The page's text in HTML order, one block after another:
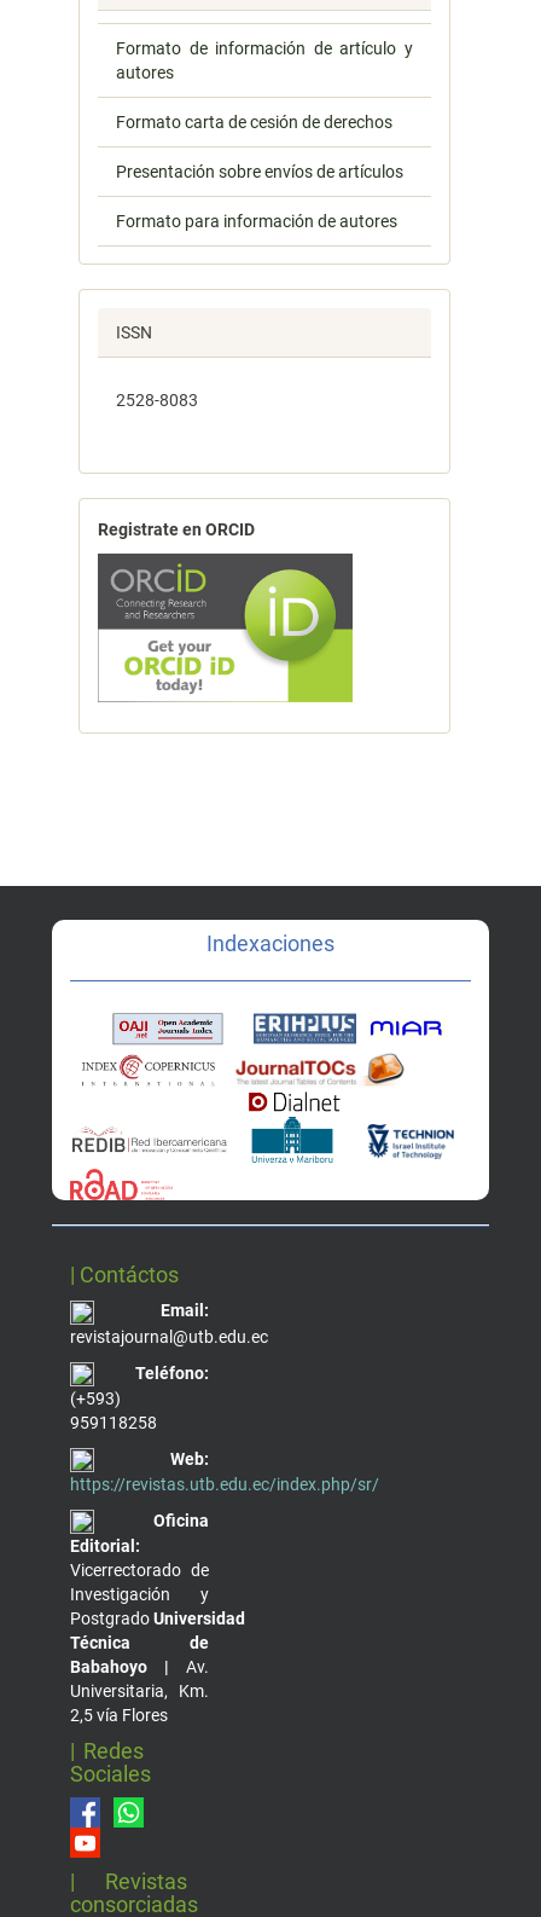
Formato de información de artículo y
autores
Formato carta de cesión de derechos
Presentación sobre envíos de artículos
Formato para información de autores
ISSN
2528-8083
Registrate en ORCID
Indexaciones
| Contáctos
Email:
revistajournal@utb.edu.ec
Teléfono:
(+593)
959118258
Web:
https://revistas.utb.edu.ec/index.php/sr/
Oficina
Editorial:
Vicerrectorado de
Investigación y
PostgradoUniversidad
Técnica de
Babahoyo | Av.
Universitaria, Km.
2,5 vía Flores
| Redes
Sociales
| Revistas
consorciadas